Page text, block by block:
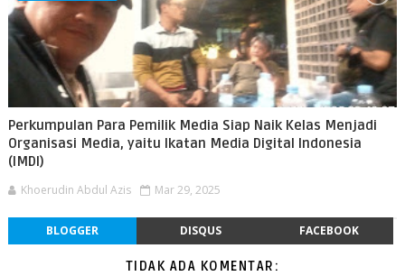
Perkumpulan Para Pemilik Media Siap Naik Kelas Menjadi
Organisasi Media, yaitu Ikatan Media Digital Indonesia
(IMDI)
Khoerudin Abdul Azis Mar 29, 2025
BLOGGER DISQUS FACEBOOK
TIDAK ADA KOMENTAR: